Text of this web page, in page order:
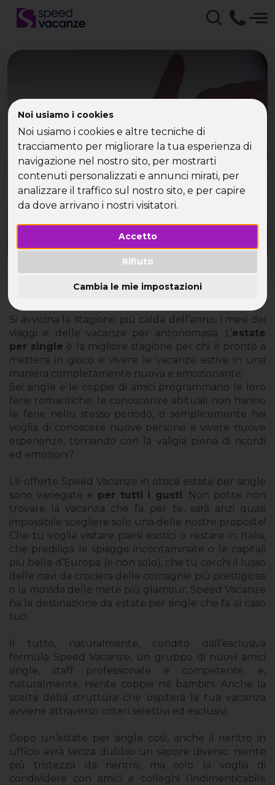
Noi usiamo i cookies
Noi usiamo i cookies e altre tecniche di
tracciamento per migliorare la tua esperienza di
navigazione nel nostro sito, per mostrarti
contenuti personalizzati e annunci mirati, per
analizzare il traffico sul nostro sito, e per capire
da dove arrivano i nostri visitatori.
Accetto
Rifiuto
Cambia le mie impostazioni
Estate per single - Speed
Vacanze
Estate per single 2015
Estate per Single
Si avvicina la stagione più calda dell’anno, i mesi dei
viaggi e delle vacanze per antonomasia. L’estate
per single è la migliore stagione per chi è pronto a
mettersi in gioco e vivere le vacanze estive in una
maniera completamente nuova e emozionante.
Sei single e le coppie di amici programmano le loro
ferie romantiche, le conoscenze abituali non hanno
le ferie nello stesso periodo, o semplicemente hai
voglia di conoscere nuove persone e vivere nuove
esperienze, tornando con la valigia piena di ricordi
ed emozioni?
Le offerte Speed Vacanze in ottica estate per single
sono variegate e per tutti i gusti. Non potrai non
trovare la vacanza che fa per te, sarà anzi quasi
impossibile scegliere solo una delle nostre proposte!
Che tu voglia visitare paesi esotici o restare in Italia,
che prediliga le spiagge incontaminate o le capitali
più belle d’Europa (e non solo), che tu cerchi il lusso
delle navi da crociera delle comagnie più prestigiose
o la movida delle mete più glamour, Speed Vacanze
ha la destinazione da estate per single che fa al caso
tuo.
Il tutto, naturalmente, condito dall’esclusiva
formula Speed Vacanze, un gruppo di nuovi amici
single, staff professionale e competente, e,
naturalmente, niente coppie né bambini. Anche la
scelta della struttura che ospiterà la tua vacanza
avviene attraverso criteri selettivi ed esclusivi.
Dopo un’estate per single così, anche il rientro in
ufficio avrà senza dubbio un sapore diverso: niente
più tristezza da rientro, ma solo la voglia di
condividere con amici e colleghi l’indimenticabile